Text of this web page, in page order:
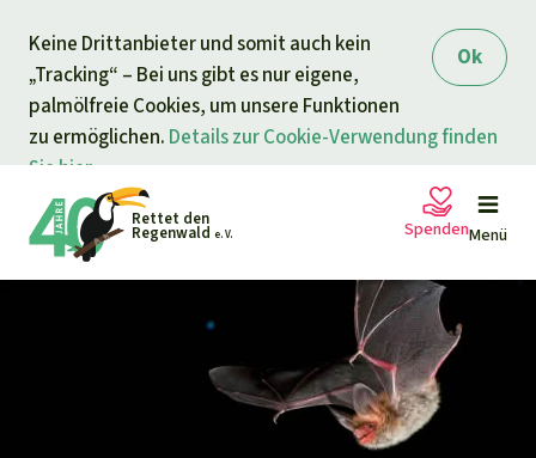
Ok
Keine Drittanbieter und somit auch kein
„Tracking“ – Bei uns gibt es nur eigene,
palmölfreie Cookies, um unsere Funktionen
zu ermöglichen. Details zur Cookie-Verwendung finden
Sie hier.
springen
Rettet den
Regenwald e. V. Menü
Petitionen
Spenden
Allgemeine Spende